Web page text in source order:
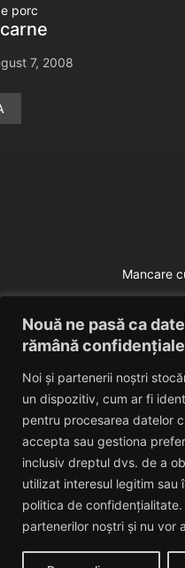
Nouă ne pasă ca
rămână confidențiale
Noi și partenerii noștri
un dispozitiv, cum ar fi
pentru procesarea datelor
accepta sau gestiona
inclusiv dreptul dvs. de a
utilizat interesul legitim sau
politica de
partenerilor noștri și nu vor
porc
7, 2008
Mancare
Eduard Nedelcu